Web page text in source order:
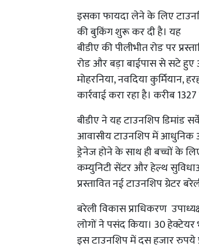
इसका फायदा लेने के लिए
की बुकिंग शुरू कर दी है। यह
बीडीए की पीलीभीत रोड पर
रोड और बड़ा बाईपास से सटे
मोहरनिया, नवदिया कुर्मियान,
कार्रवाई करा रहा है। करीब
बीडीए ने यह टाउनशिप डिमांड
आवासीय टाउनशिप में आधुनिक
ड्रेनेज होने के साथ ही बच्चों के
कम्युनिटी सेंटर और हेल्थ
प्रस्तावित नई टाउनशिप ग्रेटर
बरेली विकास प्राधिकरण
लोगों ने पसंद किया। 30
इस टाउनशिप में दस हजार रुपये